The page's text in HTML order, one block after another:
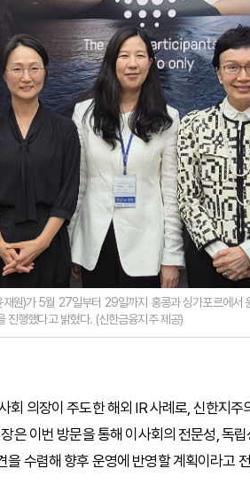
원)가 5월 27일부터 29일까지 홍콩과 싱가포르에서
진행했다고 밝혔다. (신한금융지주 제공)
회 의장이 주도한 해외 IR 사례로, 신한지
은 이번 방문을 통해 이사회의 전문성, 독
수렴해 향후 운영에 반영할 계획이라고